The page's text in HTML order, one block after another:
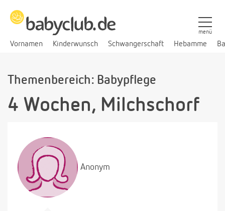
Vornamen Kinderwunsch Schwangerschaft Hebamme
menü
Themenbereich: Babypflege
4 Wochen, Milchschorf
Anonym